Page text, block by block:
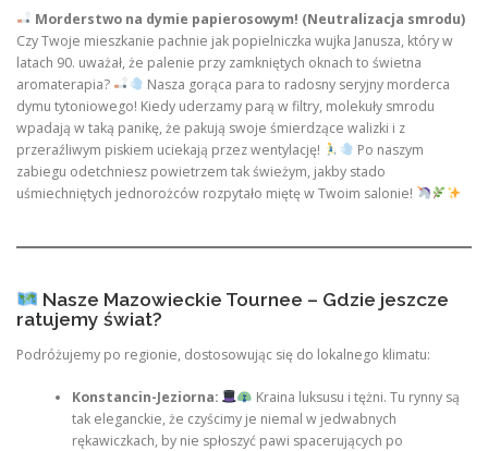
Morderstwo na dymie papierosowym! (Neutralizacja smrodu)
Czy Twoje mieszkanie pachnie jak popielniczka wujka Janusza, który w
latach 90. uważał, że palenie przy zamkniętych oknach to świetna
aromaterapia?
Nasza gorąca para to radosny seryjny morderca
dymu tytoniowego! Kiedy uderzamy parą w filtry, molekuły smrodu
wpadają w taką panikę, że pakują swoje śmierdzące walizki i z
przeraźliwym piskiem uciekają przez wentylację!
Po naszym
zabiegu odetchniesz powietrzem tak świeżym, jakby stado
uśmiechniętych jednorożców rozpytało miętę w Twoim salonie!
Nasze Mazowieckie Tournee – Gdzie jeszcze
ratujemy świat?
Podróżujemy po regionie, dostosowując się do lokalnego klimatu:
Konstancin-Jeziorna:
Kraina luksusu i tężni. Tu rynny są
tak eleganckie, że czyścimy je niemal w jedwabnych
rękawiczkach, by nie spłoszyć pawi spacerujących po